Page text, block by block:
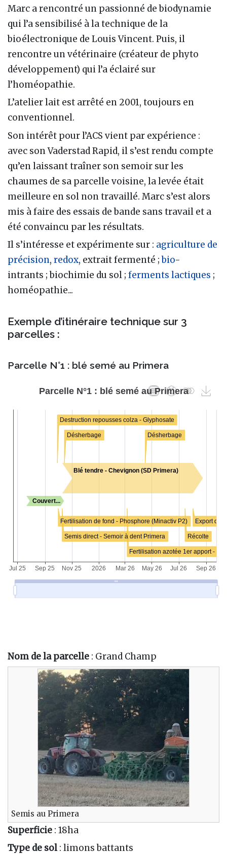
Marc a rencontré un passionné de biodynamie
qui l’a sensibilisé à la technique de la
bioélectronique de Louis Vincent. Puis, il
rencontre un vétérinaire (créateur de phyto
développement) qui l’a éclairé sur
l’homéopathie.
L’atelier lait est arrêté en 2001, toujours en
conventionnel.
Son intérêt pour l’ACS vient par expérience :
avec son Vaderstad Rapid, il s’est rendu compte
qu’en laissant traîner son semoir sur les
chaumes de sa parcelle voisine, la levée était
meilleure en sol non travaillé. Marc s’est alors
mis à faire des essais de bande sans travail et a
été convaincu par les résultats.
Il s’intéresse et expérimente sur : agriculture de
précision, redox, extrait fermenté ;bio-
intrants ; biochimie du sol ; ferments lactiques ;
homéopathie...
Exemple d’itinéraire technique sur 3
parcelles :
Parcelle N°1 : blé semé au Primera
Nom de la parcelle : Grand Champ
Semis au Primera
Superficie : 18ha
Type de sol: limons battants